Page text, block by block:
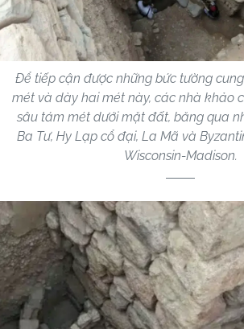
Để tiếp cận được những bức tường
mét và dày hai mét này, các nhà khảo
sâu tám mét dưới mặt đất, băng qua
Ba Tư, Hy Lạp cổ đại, La Mã và
Wisconsin-Madison.